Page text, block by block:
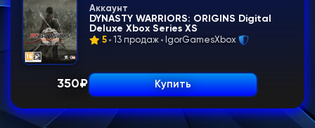
Аккаунт
DYNASTY WARRIORS: ORIGINS Digital
Deluxe Xbox Series XS
5 13 продаж IgorGamesXbox
350₽ Купить